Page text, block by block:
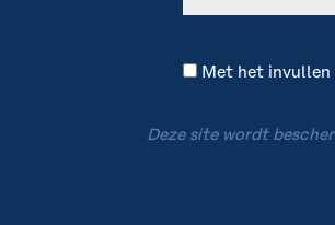
Met het
Deze site wordt